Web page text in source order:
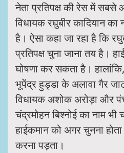
नेता प्रतिपक्ष की रेस में सबसे
विधायक रघुबीर कादियान
है। ऐसा कहा जा रहा है कि
प्रतिपक्ष चुना जाना तय है।
घोषणा कर सकता है।
भूपेंद्र हुड्डा के अलावा गैर
विधायक अशोक अरोड़ा और
चंद्रमोहन बिश्नोई का नाम भी
हाईकमान को अगर चुनना
करना पड़ता।